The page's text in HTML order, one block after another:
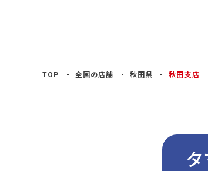
TOP 全国の店舗 秋田県 秋田支店